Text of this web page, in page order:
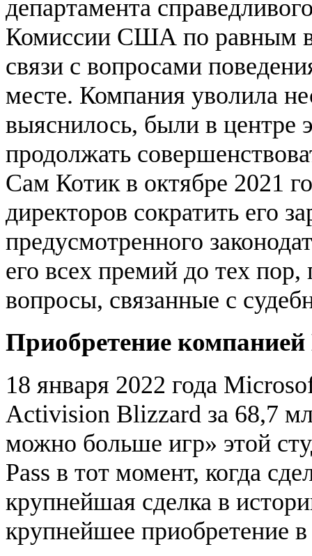
департамента
Комиссии США по равным
связи с вопросами
месте. Компания уволила
выяснилось, были в центре
продолжать
Сам Котик в октябре 2021
директоров сократить его
предусмотренного
его всех премий до тех
вопросы, связанные с
Приобретение
18 января 2022 года
Activision Blizzard за 68,7
можно больше игр» этой
Pass в тот момент, когда
крупнейшая сделка в
крупнейшее приобретение